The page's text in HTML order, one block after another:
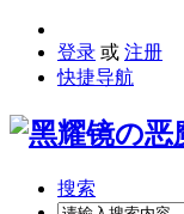
登录 或 注册
快捷导航
搜索